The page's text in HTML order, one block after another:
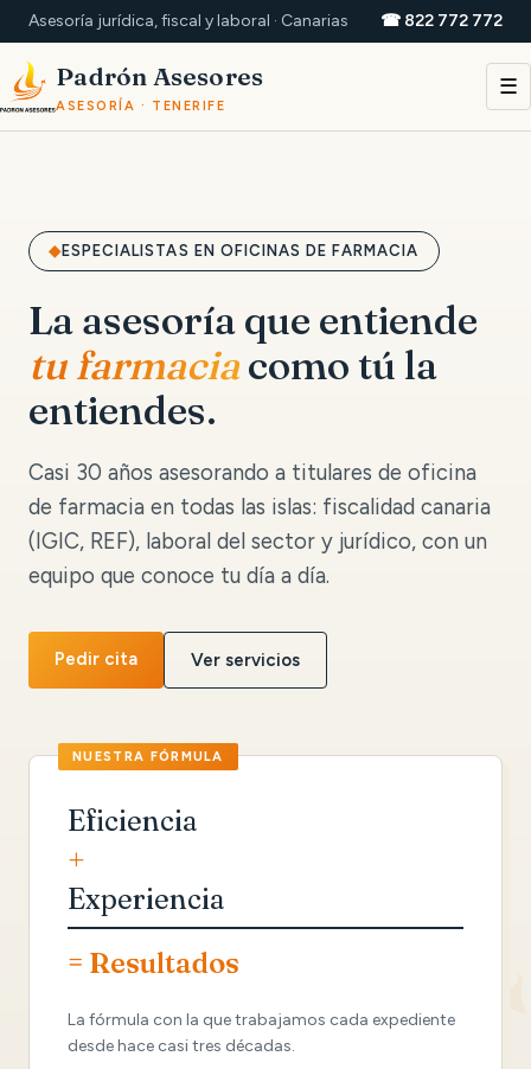
Asesoría jurídica, fiscal y laboral · Canarias ☎ 822 772 772
Padrón Asesores
ASESORÍA · TENERIFE
☰
ESPECIALISTAS EN OFICINAS DE FARMACIA
La asesoría que entiende
tu farmaciacomo tú la
entiendes.
Casi 30 años asesorando a titulares de oficina
de farmacia en todas las islas: fiscalidad canaria
(IGIC, REF), laboral del sector y jurídico, con un
equipo que conoce tu día a día.
Pedir cita Ver servicios
Eficiencia
+
Experiencia
= Resultados
La fórmula con la que trabajamos cada expediente
desde hace casi tres décadas.